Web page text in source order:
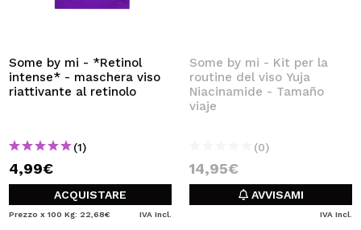
Some by mi - *Retinol
intense* - maschera viso
riattivante al retinolo
(1)
4,99€
ACQUISTARE
Prezzo x 100 Kg: 22,68€ IVA Incl.
Some by mi - Kit per la
routine del viso Yuja
Niacinamide - Tamaño
viaje
(0)
14,95€
AVVISAMI
IVA Incl.